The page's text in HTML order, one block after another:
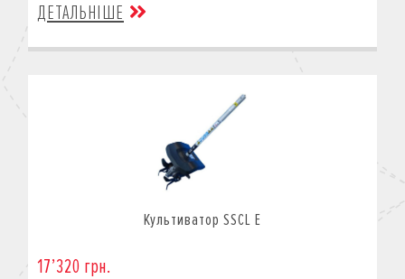
ДЕТАЛЬНІШЕ
Культиватор SSCL E
17’320 грн.